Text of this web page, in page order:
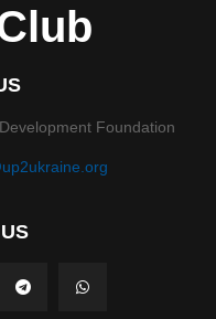
Foundation